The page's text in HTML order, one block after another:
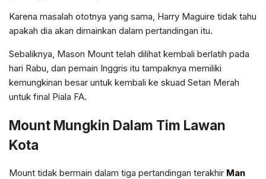
Karena masalah ototnya yang sama, Harry Maguire tidak tahu
apakah dia akan dimainkan dalam pertandingan itu.
Sebaliknya, Mason Mount telah dilihat kembali berlatih pada
hari Rabu, dan pemain Inggris itu tampaknya memiliki
kemungkinan besar untuk kembali ke skuad Setan Merah
untuk final Piala FA.
Mount Mungkin Dalam Tim Lawan
Kota
Mount tidak bermain dalam tiga pertandingan terakhir Man